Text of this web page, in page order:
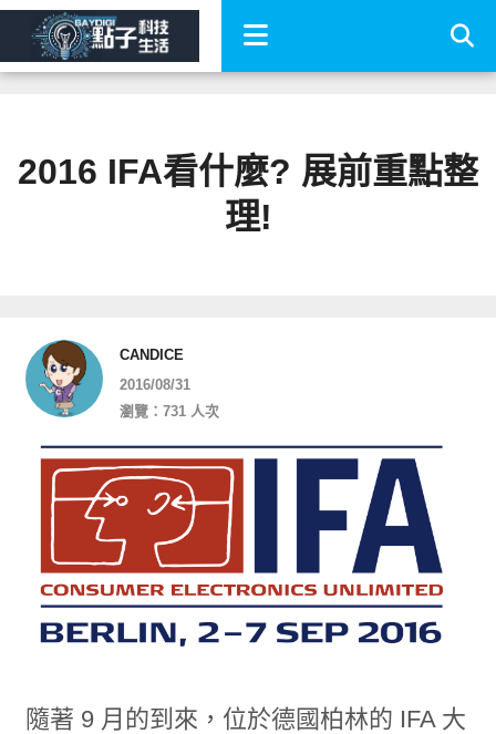
2016 IFA看什麼? 展前重點整
理!
CANDICE
2016/08/31
瀏覽：731 人次
隨著 9 月的到來，位於德國柏林的 IFA 大